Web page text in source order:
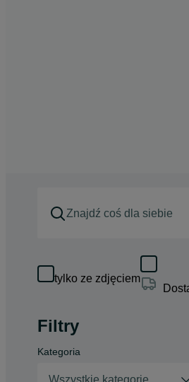
tylko ze zdjęciem
Filtry
Kategoria
Wszystkie kategorie